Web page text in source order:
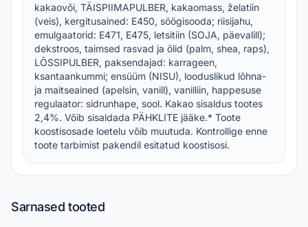
kakaovõi, TÄISPIIMAPULBER, kakaomass, želatiin
(veis), kergitusained: E450, söögisooda; riisijahu,
emulgaatorid: E471, E475, letsitiin (SOJA, päevalill);
dekstroos, taimsed rasvad ja õlid (palm, shea, raps),
LÕSSIPULBER, paksendajad: karrageen,
ksantaankummi; ensüüm (NISU), looduslikud lõhna-
ja maitseained (apelsin, vanill), vanilliin, happesuse
regulaator: sidrunhape, sool. Kakao sisaldus tootes
2,4%. Võib sisaldada PÄHKLITE jääke.* Toote
koostisosade loetelu võib muutuda. Kontrollige enne
toote tarbimist pakendil esitatud koostisosi.
Sarnased tooted